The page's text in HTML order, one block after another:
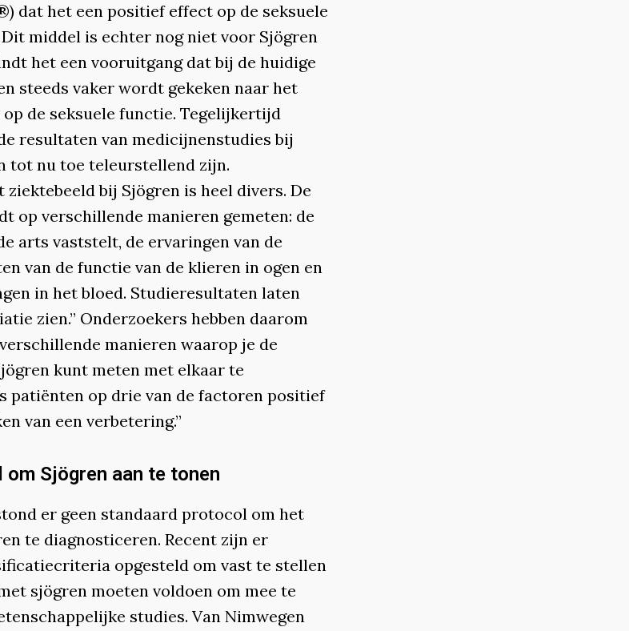
dat het een positief effect op de seksuele
middel is echter nog niet voor Sjögren
het een vooruitgang dat bij de huidige
steeds vaker wordt gekeken naar het
de seksuele functie. Tegelijkertijd
resultaten van medicijnenstudies bij
tot nu toe teleurstellend zijn.
ziektebeeld bij Sjögren is heel divers. De
op verschillende manieren gemeten: de
arts vaststelt, de ervaringen van de
van de functie van de klieren in ogen en
in het bloed. Studieresultaten laten
zien.” Onderzoekers hebben daarom
manieren waarop je de
kunt meten met elkaar te
patiënten op drie van de factoren positief
van een verbetering.”
Sjögren aan te tonen
er geen standaard protocol om het
te diagnosticeren. Recent zijn er
opgesteld om vast te stellen
sjögren moeten voldoen om mee te
studies. Van Nimwegen